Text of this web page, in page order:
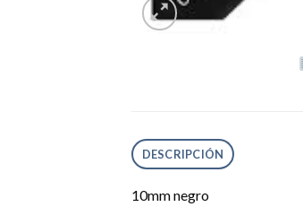
DESCRIPCIÓN
10mm negro